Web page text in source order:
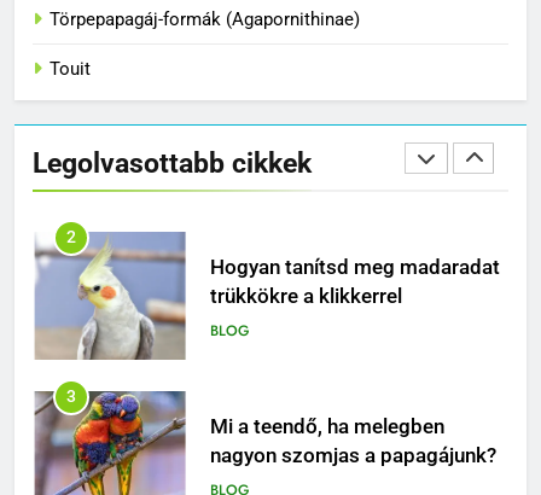
Törpepapagáj-formák (Agapornithinae)
Touit
Legolvasottabb cikkek
BLOG
2
BLOG
3
Mi a teendő, ha melegben
nagyon szomjas a papagájunk?
BLOG
4
Miért nem elég egy papagájnak
egy kalitka és egy tál mag – és
mitől lesz igazán boldog ez a
BLOG